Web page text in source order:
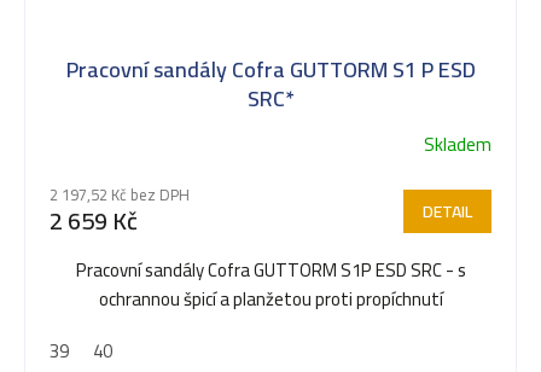
Pracovní sandály Cofra GUTTORM S1 P ESD
SRC*
Skladem
2 197,52 Kč bez DPH
2 659 Kč DETAIL
Pracovní sandály Cofra GUTTORM S1P ESD SRC - s
ochrannou špicí a planžetou proti propíchnutí
39
40